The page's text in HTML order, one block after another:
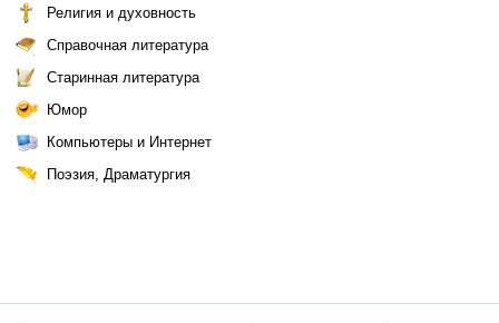
Религия и духовность
Справочная литература
Старинная литература
Юмор
Компьютеры и Интернет
Поэзия, Драматургия